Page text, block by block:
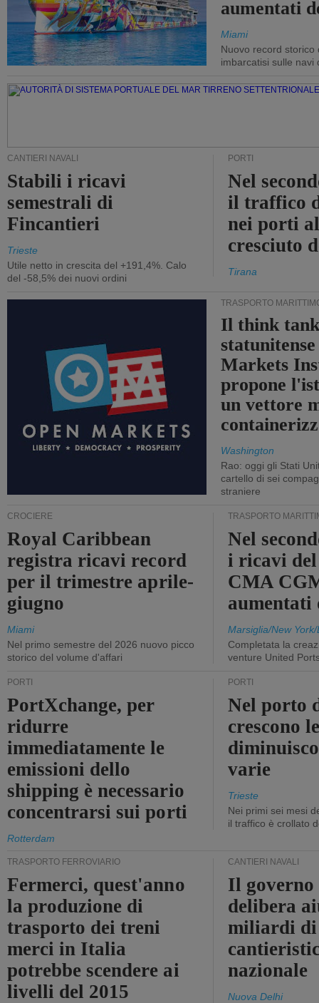
aumentati
Miami
Nuovo record storico
imbarcatisi sulle navi
CANTIERI NAVALI
Stabili i ricavi
semestrali di
Fincantieri
Trieste
Utile netto in crescita del +191,4%. Calo
del -58,5% dei nuovi ordini
PORTI
Nel
il traffico
nei porti
cresciuto
Tirana
TRASPORTO
Il think
Markets
propone
un vettore
Washington
Rao: oggi gli Stati
cartello di sei
straniere
CROCIERE
Royal Caribbean
registra ricavi record
per il trimestre aprile-
giugno
Miami
Nel primo semestre del 2026 nuovo picco
storico del volume d'affari
TRASPORTO
Nel
i ricavi
CMA
aumentati
Marsiglia/New
Completata la
venture United
PORTI
PortXchange, per
ridurre
immediatamente le
emissioni dello
shipping è necessario
concentrarsi sui porti
Rotterdam
PORTI
Nel porto
crescono
varie
Trieste
Nei primi sei mesi
il traffico è crollato
TRASPORTO FERROVIARIO
Fermerci, quest'anno
la produzione di
trasporto dei treni
merci in Italia
potrebbe scendere ai
livelli del 2015
CANTIERI NAVALI
Il
delibera
miliardi
nazionale
Nuova Delhi